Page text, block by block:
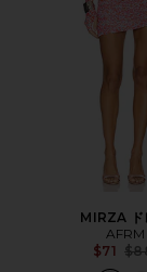
MIRZA ド
AFRM
$71